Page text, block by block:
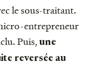
le sous-traitant.
entrepreneur
Puis, une
reversée au